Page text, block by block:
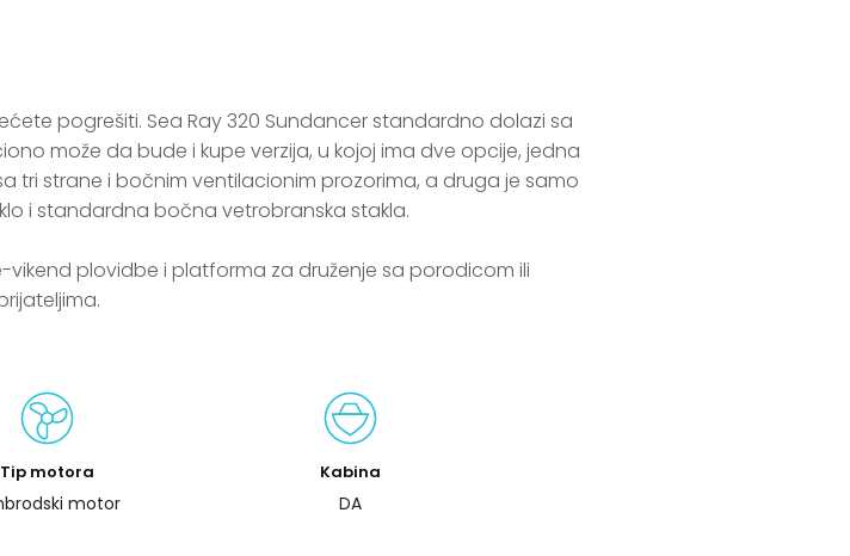
pogrešiti. Sea Ray 320 Sundancer standardno dolazi sa
može da bude i kupe verzija, u kojoj ima dve opcije, jedna
tri strane i bočnim ventilacionim prozorima, a druga je samo
i standardna bočna vetrobranska stakla.
Tip motora
motor
Kabina
DA